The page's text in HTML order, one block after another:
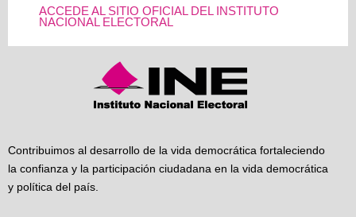
ACCEDE AL SITIO OFICIAL DEL INSTITUTO
NACIONAL ELECTORAL
Contribuimos al desarrollo de la vida democrática fortaleciendo
la confianza y la participación ciudadana en la vida democrática
y política del país.